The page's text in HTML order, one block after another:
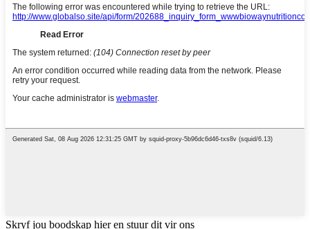
Skryf jou boodskap hier en stuur dit vir ons